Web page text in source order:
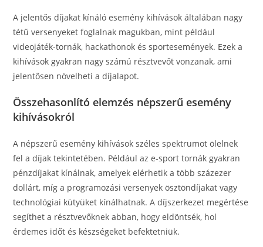
A jelentős díjakat kínáló esemény kihívások általában nagy
tétű versenyeket foglalnak magukban, mint például
videojáték-tornák, hackathonok és sportesemények. Ezek a
kihívások gyakran nagy számú résztvevőt vonzanak, ami
jelentősen növelheti a díjalapot.
Összehasonlító elemzés népszerű esemény
kihívásokról
A népszerű esemény kihívások széles spektrumot ölelnek
fel a díjak tekintetében. Például az e-sport tornák gyakran
pénzdíjakat kínálnak, amelyek elérhetik a több százezer
dollárt, míg a programozási versenyek ösztöndíjakat vagy
technológiai kütyüket kínálhatnak. A díjszerkezet megértése
segíthet a résztvevőknek abban, hogy eldöntsék, hol
érdemes időt és készségeket befektetniük.